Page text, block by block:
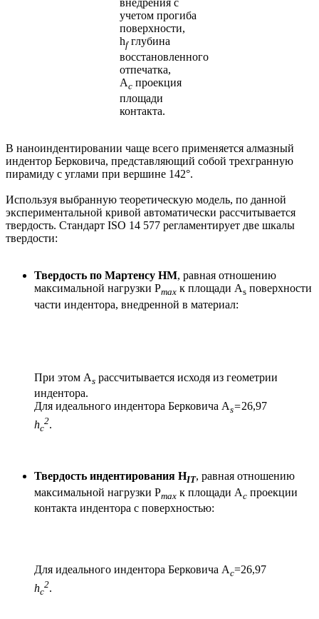
внедрения с
учетом прогиба
поверхности,
hfглубина
восстановленного
отпечатка,
Аc проекция
площади
контакта.
В наноиндентировании чаще всего применяется алмазный
индентор Берковича, представляющий собой трехгранную
пирамиду с углами при вершине 142°.
Используя выбранную теоретическую модель, по данной
экспериментальной кривой автоматически рассчитывается
твердость. Cтандарт ISO 14 577 регламентирует две шкалы
твердости:
Твердость по Мартенсу HM, равная отношению
максимальной нагрузки Pmax к площади As поверхности
части индентора, внедренной в материал:
При этом As рассчитывается исходя из геометрии
индентора.
Для идеального индентора Берковича As=26,97
hc
2.
Твердость индентирования HIT, равная отношению
максимальной нагрузки Pmax к площади Ac проекции
контакта индентора с поверхностью:
Для идеального индентора Берковича Ac=26,97
hc
2.